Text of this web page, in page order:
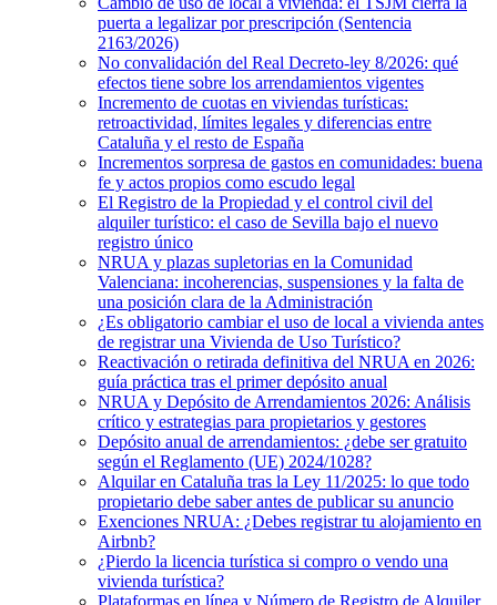
puerta a legalizar por prescripción (Sentencia
2163/2026)
No convalidación del Real Decreto-ley 8/2026: qué
efectos tiene sobre los arrendamientos vigentes
Incremento de cuotas en viviendas turísticas:
retroactividad, límites legales y diferencias entre
Cataluña y el resto de España
Incrementos sorpresa de gastos en comunidades: buena
fe y actos propios como escudo legal
El Registro de la Propiedad y el control civil del
alquiler turístico: el caso de Sevilla bajo el nuevo
registro único
NRUA y plazas supletorias en la Comunidad
Valenciana: incoherencias, suspensiones y la falta de
una posición clara de la Administración
¿Es obligatorio cambiar el uso de local a vivienda antes
de registrar una Vivienda de Uso Turístico?
Reactivación o retirada definitiva del NRUA en 2026:
guía práctica tras el primer depósito anual
NRUA y Depósito de Arrendamientos 2026: Análisis
crítico y estrategias para propietarios y gestores
Depósito anual de arrendamientos: ¿debe ser gratuito
según el Reglamento (UE) 2024/1028?
Alquilar en Cataluña tras la Ley 11/2025: lo que todo
propietario debe saber antes de publicar su anuncio
Exenciones NRUA: ¿Debes registrar tu alojamiento en
Airbnb?
¿Pierdo la licencia turística si compro o vendo una
vivienda turística?
Plataformas en línea y Número de Registro de Alquiler